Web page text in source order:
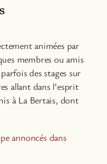
animées par
membres ou amis
des stages sur
allant dans l’esprit
à La Bertais, dont
annoncés dans